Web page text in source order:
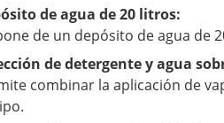
de agua de 20 litros:
de un depósito de agua de
de detergente y agua
combinar la aplicación de